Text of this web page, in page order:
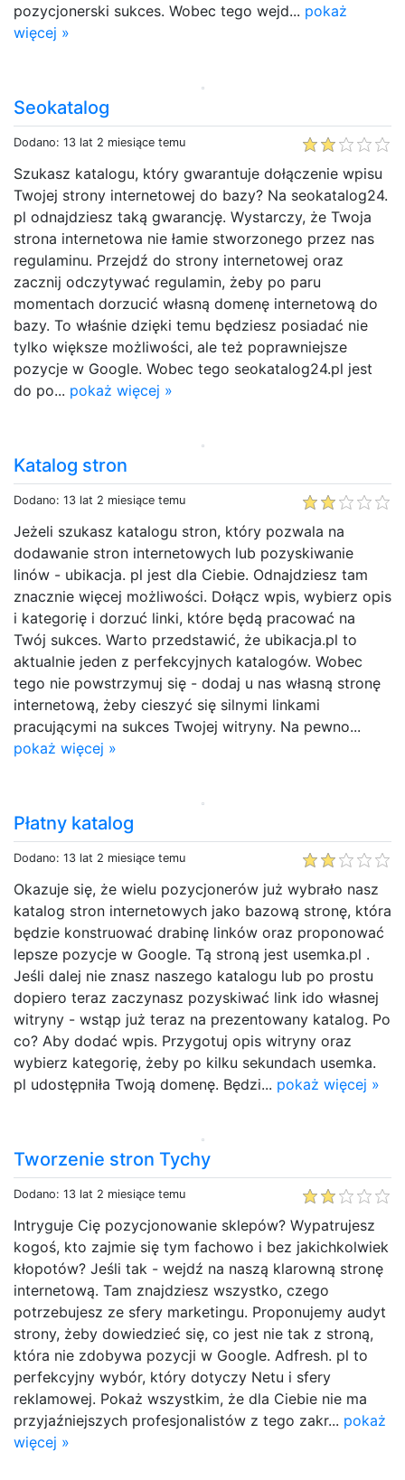
pozycjonerski sukces. Wobec tego wejd... pokaż
więcej »
Seokatalog
Dodano: 13 lat 2 miesiące temu
Szukasz katalogu, który gwarantuje dołączenie wpisu
Twojej strony internetowej do bazy? Na seokatalog24.
pl odnajdziesz taką gwarancję. Wystarczy, że Twoja
strona internetowa nie łamie stworzonego przez nas
regulaminu. Przejdź do strony internetowej oraz
zacznij odczytywać regulamin, żeby po paru
momentach dorzucić własną domenę internetową do
bazy. To właśnie dzięki temu będziesz posiadać nie
tylko większe możliwości, ale też poprawniejsze
pozycje w Google. Wobec tego seokatalog24.pl jest
do po... pokaż więcej »
Katalog stron
Dodano: 13 lat 2 miesiące temu
Jeżeli szukasz katalogu stron, który pozwala na
dodawanie stron internetowych lub pozyskiwanie
linów - ubikacja. pl jest dla Ciebie. Odnajdziesz tam
znacznie więcej możliwości. Dołącz wpis, wybierz opis
i kategorię i dorzuć linki, które będą pracować na
Twój sukces. Warto przedstawić, że ubikacja.pl to
aktualnie jeden z perfekcyjnych katalogów. Wobec
tego nie powstrzymuj się - dodaj u nas własną stronę
internetową, żeby cieszyć się silnymi linkami
pracującymi na sukces Twojej witryny. Na pewno...
pokaż więcej »
Płatny katalog
Dodano: 13 lat 2 miesiące temu
Okazuje się, że wielu pozycjonerów już wybrało nasz
katalog stron internetowych jako bazową stronę, która
będzie konstruować drabinę linków oraz proponować
lepsze pozycje w Google. Tą stroną jest usemka.pl .
Jeśli dalej nie znasz naszego katalogu lub po prostu
dopiero teraz zaczynasz pozyskiwać link ido własnej
witryny - wstąp już teraz na prezentowany katalog. Po
co? Aby dodać wpis. Przygotuj opis witryny oraz
wybierz kategorię, żeby po kilku sekundach usemka.
pl udostępniła Twoją domenę. Będzi... pokaż więcej »
Tworzenie stron Tychy
Dodano: 13 lat 2 miesiące temu
Intryguje Cię pozycjonowanie sklepów? Wypatrujesz
kogoś, kto zajmie się tym fachowo i bez jakichkolwiek
kłopotów? Jeśli tak - wejdź na naszą klarowną stronę
internetową. Tam znajdziesz wszystko, czego
potrzebujesz ze sfery marketingu. Proponujemy audyt
strony, żeby dowiedzieć się, co jest nie tak z stroną,
która nie zdobywa pozycji w Google. Adfresh. pl to
perfekcyjny wybór, który dotyczy Netu i sfery
reklamowej. Pokaż wszystkim, że dla Ciebie nie ma
przyjaźniejszych profesjonalistów z tego zakr... pokaż
więcej »